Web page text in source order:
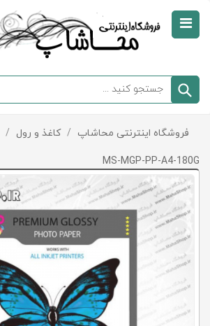
سبد
خالی
است
فروشگاه اینترنتی محاشاپ / کاغذ و رول /
MS-MGP-PP-A4-180G